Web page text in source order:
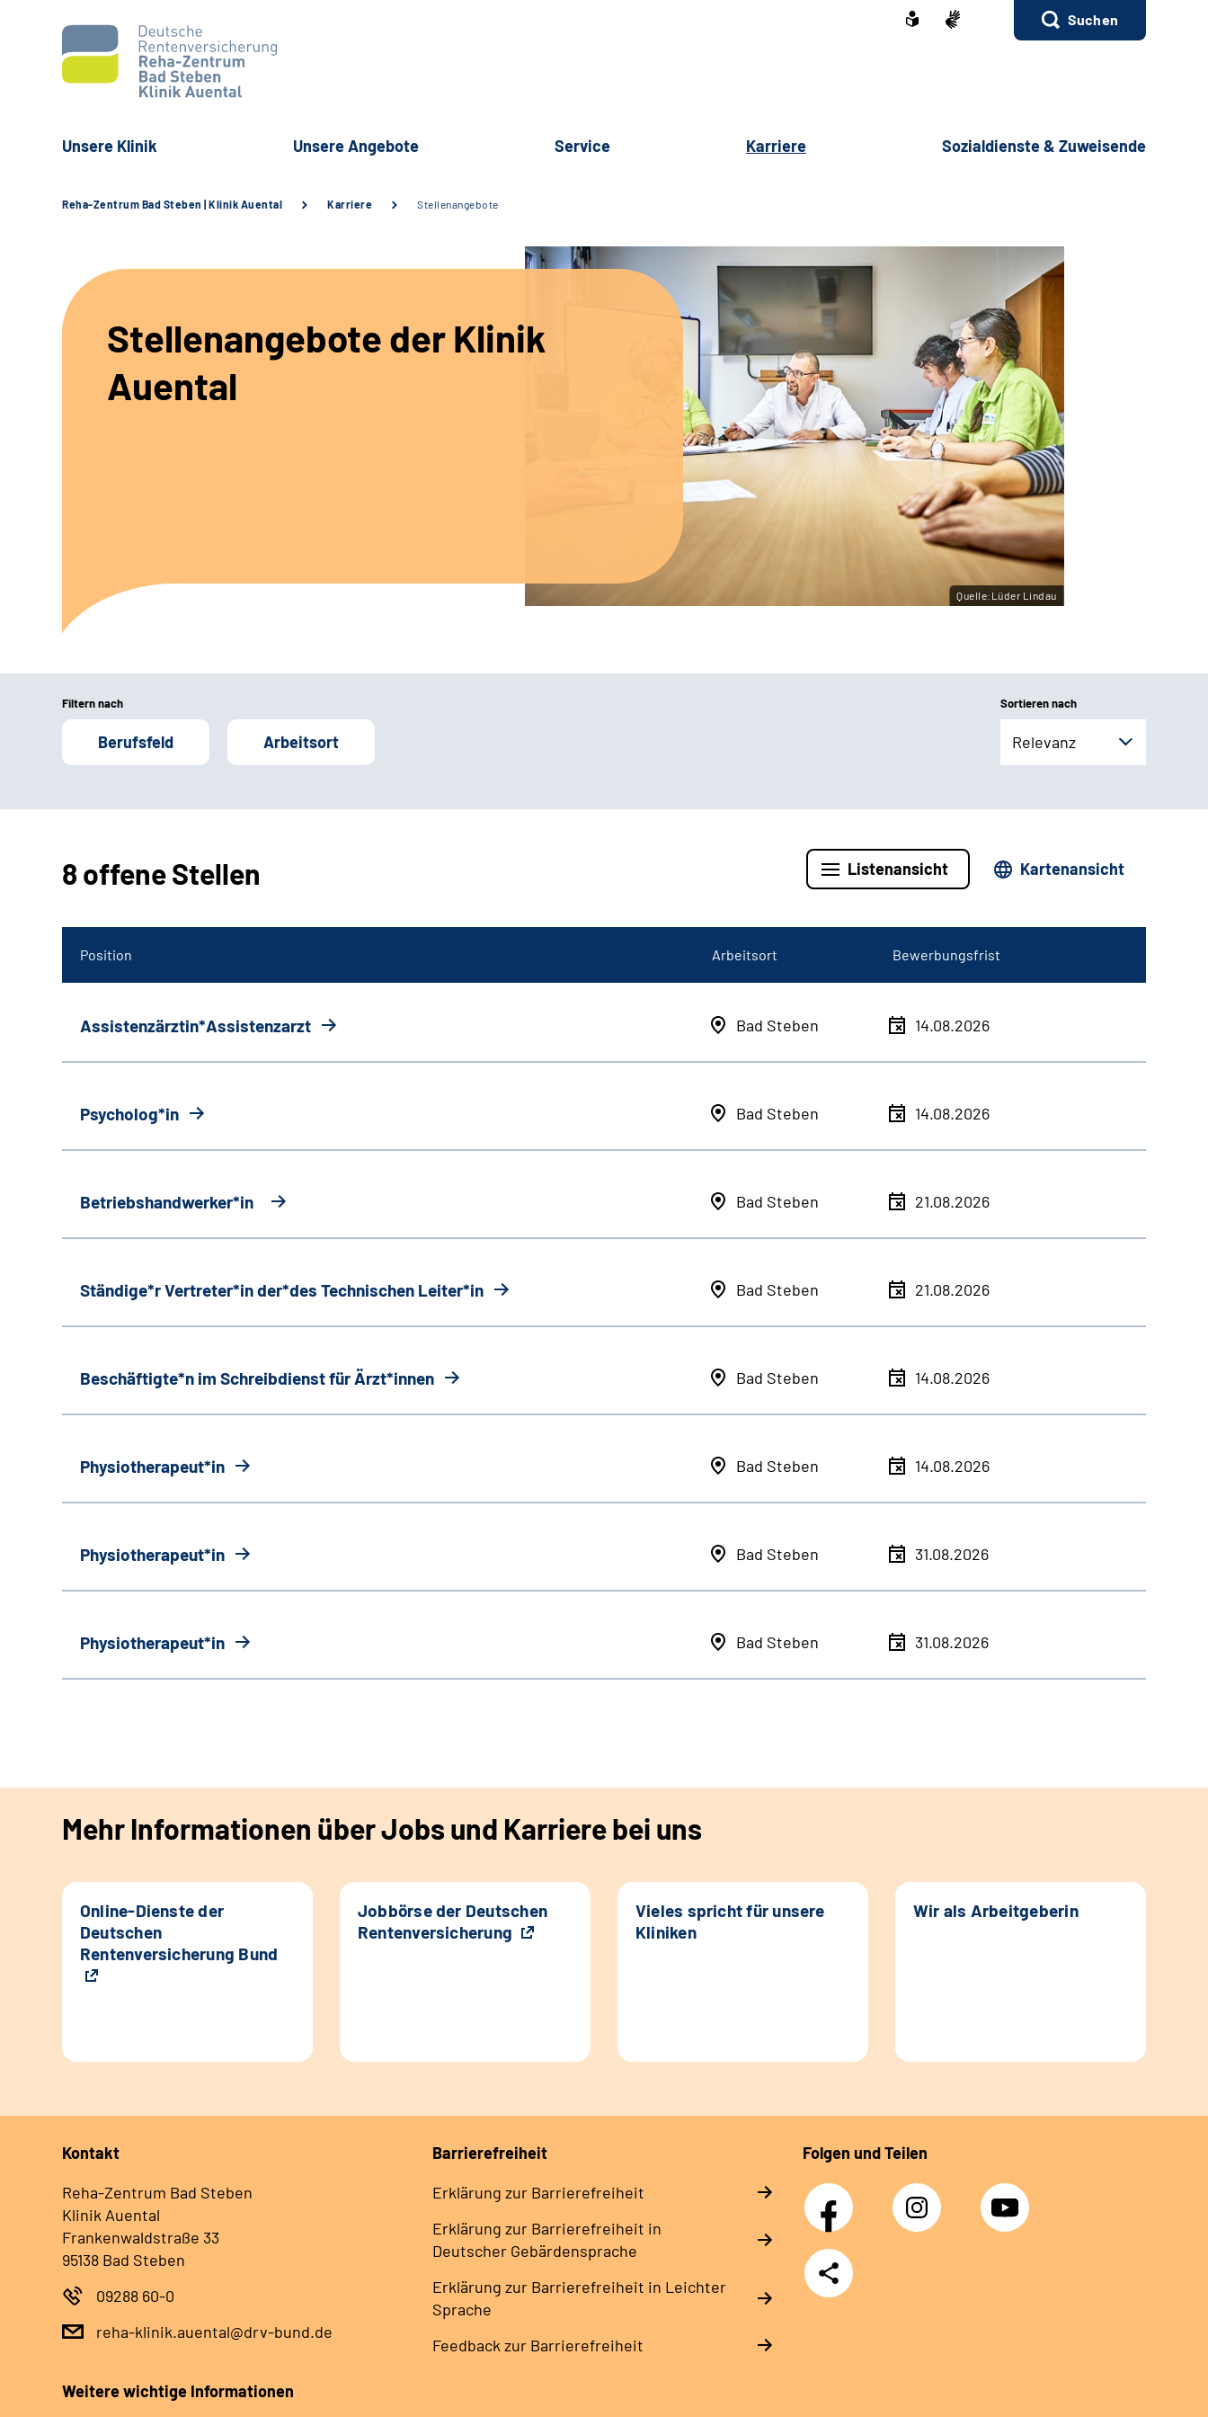
Suchen
Unsere Klinik Unsere Angebote Service Karriere Sozialdienste & Zuweisende
Reha-Zentrum Bad Steben | Klinik Auental Karriere Stellenangebote
Stellenangebote der Klinik
Auental
Quelle:Lüder Lindau
Filtern nach
Berufsfeld Arbeitsort
Sortieren nach
Relevanz
8 offene Stellen Listenansicht Kartenansicht
Position Arbeitsort Bewerbungsfrist
Assistenzärztin*Assistenzarzt Bad Steben 14.08.2026
Psycholog*in Bad Steben 14.08.2026
Betriebshandwerker*in Bad Steben 21.08.2026
Ständige*r Vertreter*in der*des Technischen Leiter*in Bad Steben 21.08.2026
Beschäftigte*n im Schreibdienst für Ärzt*innen Bad Steben 14.08.2026
Physiotherapeut*in Bad Steben 14.08.2026
Physiotherapeut*in Bad Steben 31.08.2026
Physiotherapeut*in Bad Steben 31.08.2026
Mehr Informationen über Jobs und Karriere bei uns
Online-Dienste der
Deutschen
Rentenversicherung Bund
Jobbörse der Deutschen
Rentenversicherung
Vieles spricht für unsere
Kliniken
Wir als Arbeitgeberin
Kontakt
Reha-Zentrum Bad Steben
Klinik Auental
Frankenwaldstraße 33
95138 Bad Steben
09288 60-0
reha-klinik.auental@drv-bund.de
Barrierefreiheit
Erklärung zur Barrierefreiheit
Erklärung zur Barrierefreiheit in
Deutscher Gebärdensprache
Erklärung zur Barrierefreiheit in Leichter
Sprache
Feedback zur Barrierefreiheit
Folgen und Teilen
Facebook Instagram YouTube
Teilen
Weitere wichtige Informationen